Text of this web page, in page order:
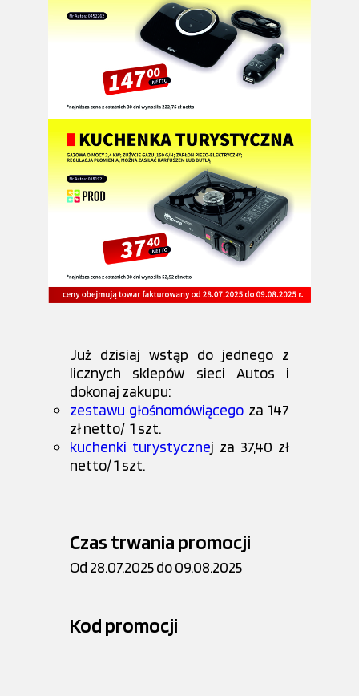
Już dzisiaj wstąp do jednego z
licznych sklepów sieci Autos i
dokonaj zakupu:
zestawu głośnomówiącego za 147
zł netto/ 1 szt.
kuchenki turystycznej za 37,40 zł
netto/ 1 szt.
Czas trwania promocji
Od 28.07.2025 do 09.08.2025
Kod promocji